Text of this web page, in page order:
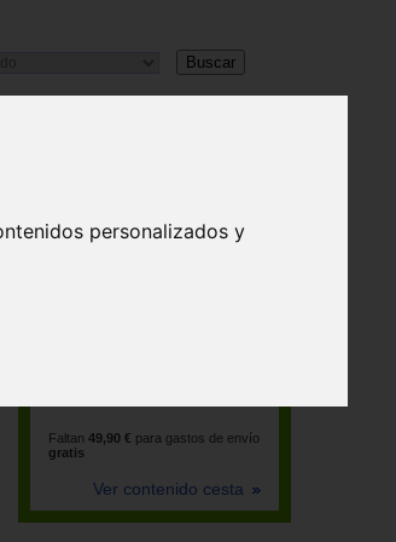
personalizados y
Faltan 49,90 € para gastos de envío
gratis
Ver contenido cesta